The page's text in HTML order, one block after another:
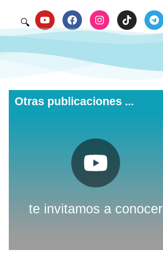
🔍
Otras publicaciones ...
te invitamos a conocer
Nuestro canal de
Youtube
Pulsa aquí